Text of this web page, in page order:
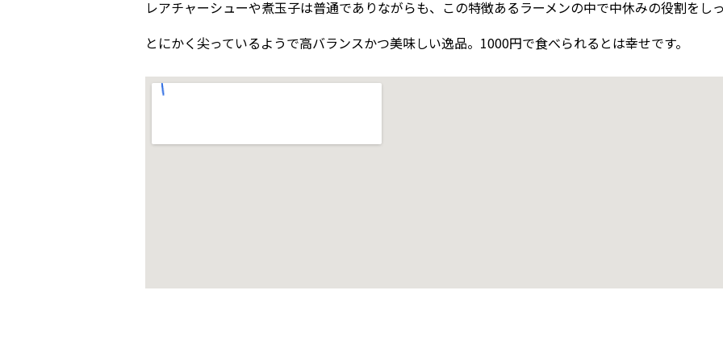
レアチャーシューや煮玉子は普通でありながらも、この特徴あるラーメンの中で中休みの役割をし
とにかく尖っているようで高バランスかつ美味しい逸品。1000円で食べられるとは幸せです。